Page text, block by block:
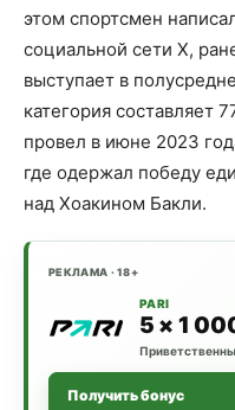
этом спортсмен
социальной сети X,
выступает в
категория составляет
провел в июне 2023
где одержал победу
над Хоакином Бакли.
РЕКЛАМА · 18+
PARI
5 × 1
Получить бонус